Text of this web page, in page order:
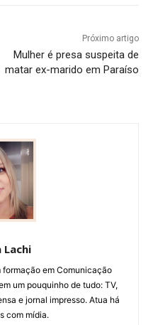
Próximo artigo
Mulher é presa suspeita de
matar ex-marido em Paraíso
Lachi
em Comunicação
um pouquinho de tudo: TV,
e jornal impresso. Atua há
com mídia.